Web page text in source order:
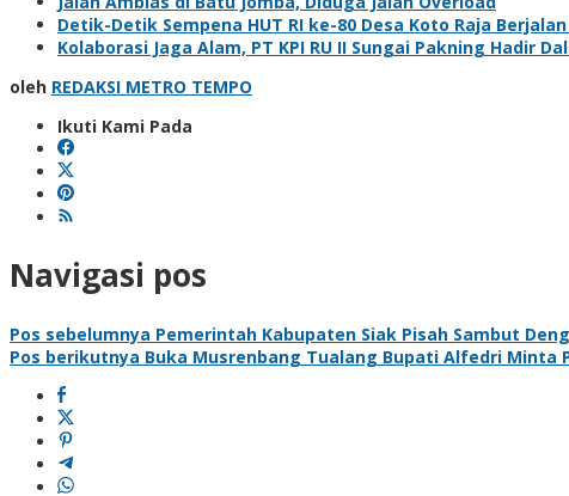
Detik-Detik Sempena HUT RI ke-80 Desa Koto Raja
Kolaborasi Jaga Alam, PT KPI RU II Sungai Pakning Hadir
oleh REDAKSI METRO TEMPO
Ikuti Kami Pada
Navigasi pos
Pos sebelumnya Pemerintah Kabupaten Siak Pisah Sambut
Pos berikutnya Buka Musrenbang Tualang Bupati Alfedri Minta